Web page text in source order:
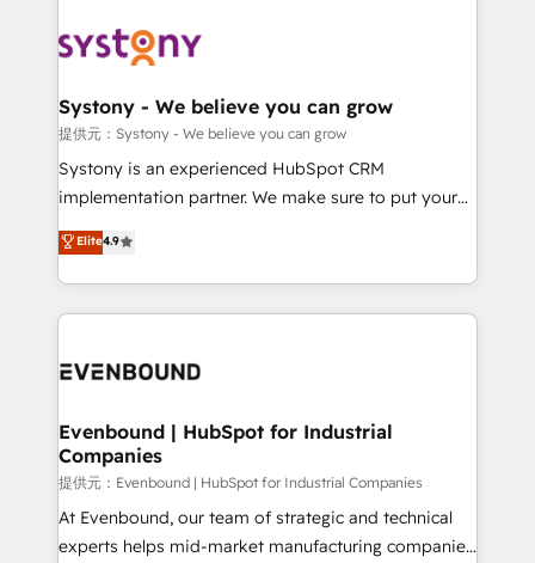
to accompany companies on their digital
transformation journey.
Data & Content 📈 Sales & Marketing Alignment +
Agent Creation 🔄 Custom Integrations & Data
Migration Why 1406 We become part of your team.
Your team learns while we build. We fix what others
broke. Built for mid-market reality—practical
constraints. By the Numbers 🏆 Top 1% of all
HubSpot partners 🔄 Top 5% globally in client
and sales ops at mid-market companies ready to
Systony - We believe you can grow
提供元：Systony - We believe you can grow
Systony is an experienced HubSpot CRM
implementation partner. We make sure to put your
organization's needs and goals first and think along
with your organization. We are only satisfied once
you are too. Why Systony? - 20+ years of
experience with CRM, Marketing, Sales & Service
Own back-end developers - Complex data
View, SuperOffice) - Custom integrations (e.g. MS
Business Central, Navision, AX, SAP, Exact, AFAS) We
focus on growing B2B companies in the SME sector
such as manufacturing, SaaS, business services and
wholesaler companies. As an experienced HubSpot
Elite4.9
Evenbound | HubSpot for Industrial
Companies
提供元：Evenbound | HubSpot for Industrial Companies
At Evenbound, our team of strategic and technical
experts helps mid-market manufacturing companies